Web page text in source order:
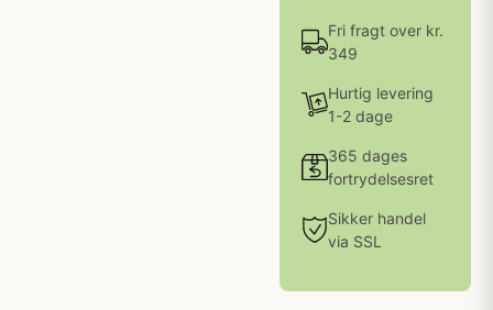
Fri fragt over kr.
349
Hurtig levering
1-2 dage
365 dages
fortrydelsesret
Sikker handel
via SSL